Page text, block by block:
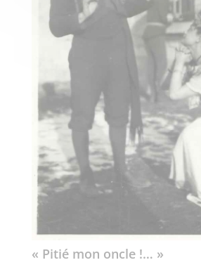
« Pitié mon oncle !… »